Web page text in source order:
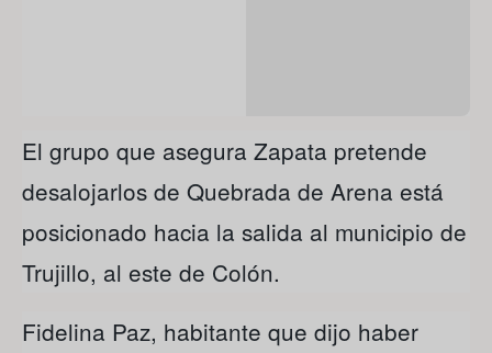
El grupo que asegura Zapata pretende
desalojarlos de Quebrada de Arena está
posicionado hacia la salida al municipio de
Trujillo, al este de Colón.
Fidelina Paz, habitante que dijo haber